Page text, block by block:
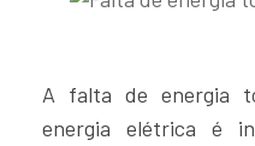
A falta de energia
energia elétrica é